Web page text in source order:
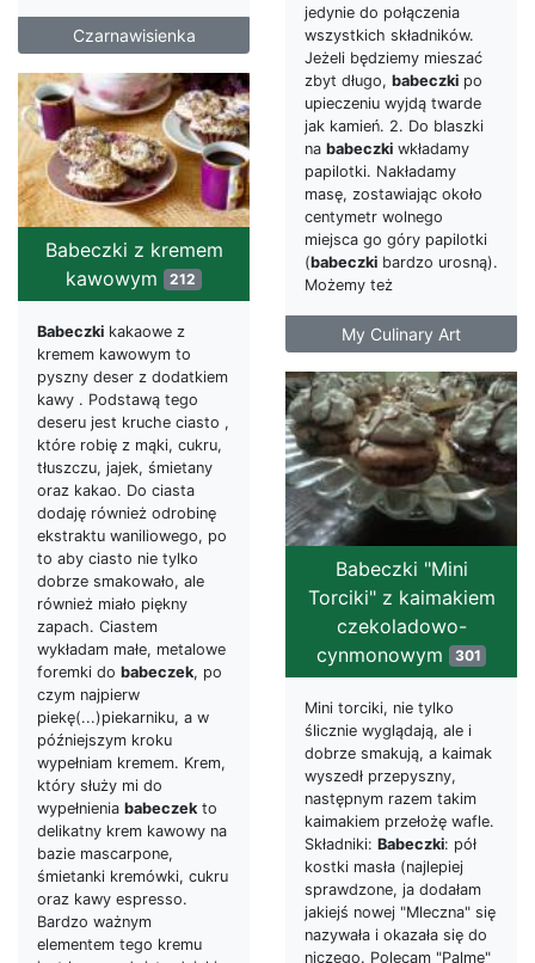
Czarnawisienka
jedynie do połączenia
wszystkich składników.
Jeżeli będziemy mieszać
zbyt długo, babeczki po
upieczeniu wyjdą twarde
jak kamień. 2. Do blaszki
na babeczki wkładamy
papilotki. Nakładamy
masę, zostawiając około
centymetr wolnego
miejsca go góry papilotki
(babeczki bardzo urosną).
Możemy też
My Culinary Art
Babeczki z kremem
kawowym 212
Babeczki kakaowe z
kremem kawowym to
pyszny deser z dodatkiem
kawy . Podstawą tego
deseru jest kruche ciasto ,
które robię z mąki, cukru,
tłuszczu, jajek, śmietany
oraz kakao. Do ciasta
dodaję również odrobinę
ekstraktu waniliowego, po
to aby ciasto nie tylko
dobrze smakowało, ale
również miało piękny
zapach. Ciastem
wykładam małe, metalowe
foremki do babeczek, po
czym najpierw
piekę(...)piekarniku, a w
późniejszym kroku
wypełniam kremem. Krem,
który służy mi do
wypełnienia babeczek to
delikatny krem kawowy na
bazie mascarpone,
śmietanki kremówki, cukru
oraz kawy espresso.
Bardzo ważnym
elementem tego kremu
Babeczki "Mini
Torciki" z kaimakiem
czekoladowo-
cynmonowym
301
Mini torciki, nie tylko
ślicznie wyglądają, ale i
dobrze smakują, a kaimak
wyszedł przepyszny,
następnym razem takim
kaimakiem przełożę wafle.
Składniki: Babeczki: pół
kostki masła (najlepiej
sprawdzone, ja dodałam
jakiejś nowej "Mleczna" się
nazywała i okazała się do
niczego. Polecam "Palme"